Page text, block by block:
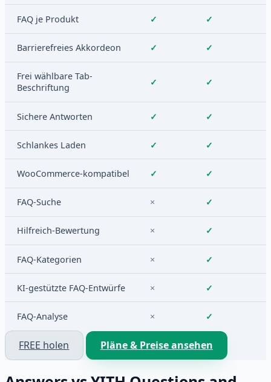
FAQ je Produkt ✓ ✓
Barrierefreies Akkordeon ✓ ✓
Frei wählbare Tab-
Beschriftung
✓ ✓
Sichere Antworten ✓ ✓
Schlankes Laden ✓ ✓
WooCommerce-kompatibel ✓ ✓
FAQ-Suche × ✓
Hilfreich-Bewertung × ✓
FAQ-Kategorien × ✓
KI-gestützte FAQ-Entwürfe × ✓
FAQ-Analyse × ✓
FREE holen Pläne & Preise ansehen